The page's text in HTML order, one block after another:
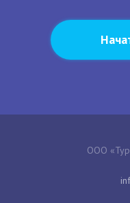
ООО